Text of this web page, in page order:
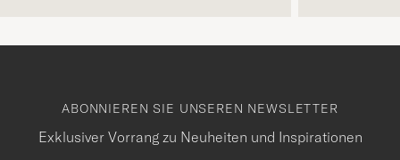
ABONNIEREN SIE UNSEREN NEWSLETTER
Exklusiver Vorrang zu Neuheiten und Inspirationen